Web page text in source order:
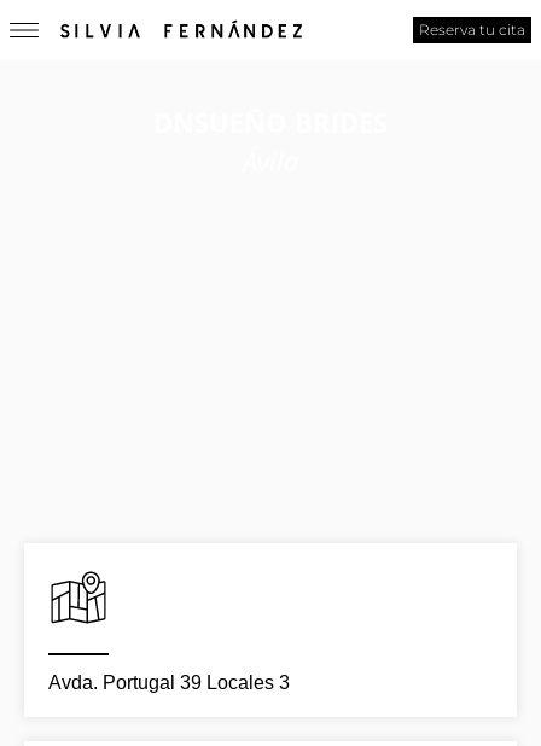
Reserva tu cita
Avda. Portugal 39 Locales 3